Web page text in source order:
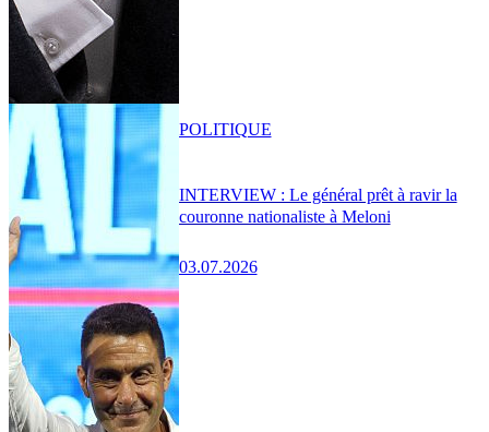
INTERVIEW : Le général prêt à ravir la
couronne nationaliste à Meloni
03.07.2026
POLITIQUE